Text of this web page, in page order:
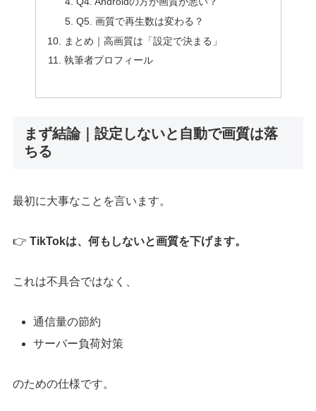
Q5. 画質で再生数は変わる？
まとめ｜高画質は「設定で決まる」
執筆者プロフィール
まず結論｜設定しないと自動で画質は落
ちる
最初に大事なことを言います。
👉TikTokは、何もしないと画質を下げます。
これは不具合ではなく、
通信量の節約
サーバー負荷対策
のための仕様です。